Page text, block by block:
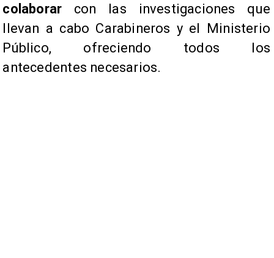
colaborar con las investigaciones que
llevan a cabo Carabineros y el Ministerio
Público, ofreciendo todos los
antecedentes necesarios.